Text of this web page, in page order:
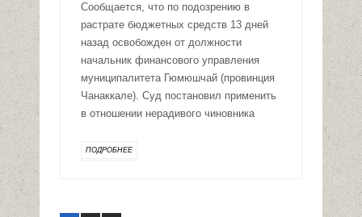
Сообщается, что по подозрению в
растрате бюджетных средств 13 дней
назад освобожден от должности
начальник финансового управления
муниципалитета Гюмюшчай (провинция
Чанаккале). Суд постановил применить
в отношении нерадивого чиновника
ПОДРОБНЕЕ